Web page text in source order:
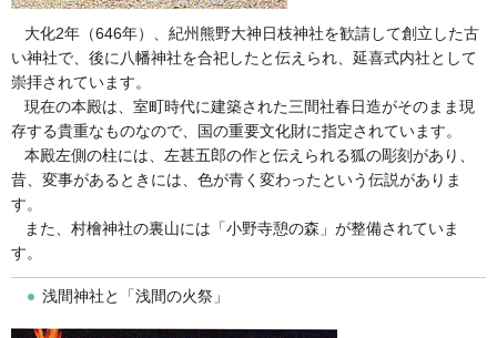
大化2年（646年）、紀州熊野大神日枝神社を歓請して創立した古
い神社で、後に八幡神社を合祀したと伝えられ、延喜式内社として
崇拝されています。
現在の本殿は、室町時代に建築された三間社春日造がそのまま現
存する貴重なものなので、国の重要文化財に指定されています。
本殿左側の柱には、左甚五郎の作と伝えられる狐の彫刻があり、
昔、変事があるときには、色が青く変わったという伝説がありま
す。
また、村檜神社の裏山には「小野寺憩の森」が整備されていま
す。
浅間神社と「浅間の火祭」